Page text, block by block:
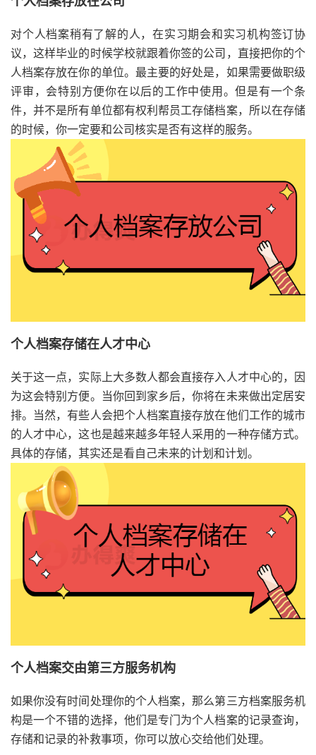
对个人档案稍有了解的人，在实习期会和实习机构签订协
议，这样毕业的时候学校就跟着你签的公司，直接把你的个
人档案存放在你的单位。最主要的好处是，如果需要做职级
评审，会特别方便你在以后的工作中使用。但是有一个条
件，并不是所有单位都有权利帮员工存储档案，所以在存储
的时候，你一定要和公司核实是否有这样的服务。
个人档案存储在人才中心
关于这一点，实际上大多数人都会直接存入人才中心的，因
为这会特别方便。当你回到家乡后，你将在未来做出定居安
排。当然，有些人会把个人档案直接存放在他们工作的城市
的人才中心，这也是越来越多年轻人采用的一种存储方式。
具体的存储，其实还是看自己未来的计划和计划。
个人档案交由第三方服务机构
如果你没有时间处理你的个人档案，那么第三方档案服务机
构是一个不错的选择，他们是专门为个人档案的记录查询，
存储和记录的补救事项，你可以放心交给他们处理。